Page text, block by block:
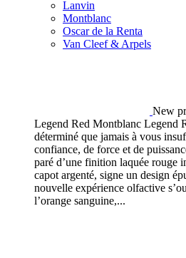
Lanvin
Montblanc
Oscar de la Renta
Van Cleef & Arpels
New
Legend Red Montblanc Legend
déterminé que jamais à vous
confiance, de force et de
paré d’une finition laquée rouge
capot argenté, signe un design
nouvelle expérience olfactive
l’orange sanguine,...